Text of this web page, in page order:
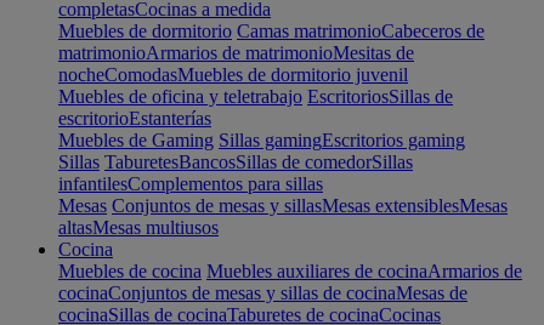
completasCocinas a medida
Muebles de dormitorio Camas matrimonioCabeceros de
matrimonioArmarios de matrimonioMesitas de
nocheComodasMuebles de dormitorio juvenil
Muebles de oficina y teletrabajo EscritoriosSillas de
escritorioEstanterías
Muebles de Gaming Sillas gamingEscritorios gaming
Sillas TaburetesBancosSillas de comedorSillas
infantilesComplementos para sillas
Mesas Conjuntos de mesas y sillasMesas extensiblesMesas
altasMesas multiusos
Cocina
Muebles de cocina Muebles auxiliares de cocinaArmarios de
cocinaConjuntos de mesas y sillas de cocinaMesas de
cocinaSillas de cocinaTaburetes de cocinaCocinas